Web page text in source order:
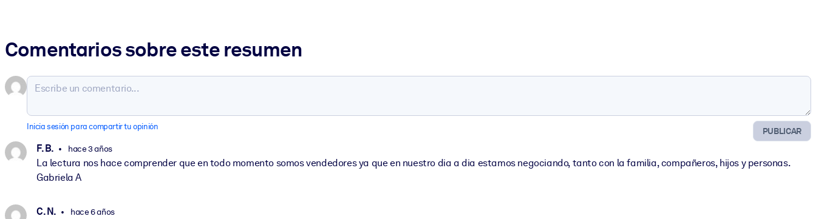
Comentarios sobre este resumen
PUBLICAR
Inicia sesión para compartir tu opinión
F. B. hace 3 años
La lectura nos hace comprender que en todo momento somos vendedores ya que en nuestro dia a dia estamos negociando, tanto con la familia, compañeros, hijos y personas.
Gabriela A
C. N. hace 6 años